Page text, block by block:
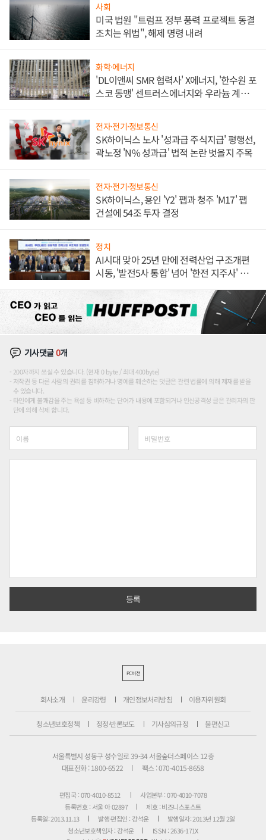
사회
미국 법원 "트럼프 정부 풍력 프로젝트 동결
조치는 위법", 해제 명령 내려
화학·에너지
'DL이앤씨 SMR 협력사' X에너지, '한수원 포
스코 동맹' 센트러스에너지와 우라늄 계약
전자·전기·정보통신
SK하이닉스 노사 '성과급 주식지급' 평행선,
곽노정 'N% 성과급' 법적 논란 벗을지 주목
전자·전기·정보통신
SK하이닉스, 용인 'Y2' 팹과 청주 'M17' 팹
건설에 54조 투자 결정
정치
AI시대 맞아 25년 만에 전력산업 구조개편
시동, '발전5사 통합' 넘어 '한전 지주사' 재편
기사댓글0개
200자까지 쓰실 수 있습니다. (현재 0 byte / 최대 400byte)
저작권 등 다른 사람의 권리를 침해하거나 명예를 훼손하는 댓글은 관련 법률에 의해 제재를 받을
수 있습니다.
타인에게 불쾌감을 주는 욕설 등 비하하는 단어가 내용에 포함되거나 인신공격성 글은 관리자의 판
단에 의해 삭제 합니다.
PC버전
회사소개 윤리강령 개인정보처리방침 이용자위원회
청소년보호정책 정정·반론보도 기사심의규정 불편신고
서울특별시 성동구 성수일로 39-34 서울숲더스페이스 12층
대표전화 : 1800-6522
팩스 : 070-4015-8658
편집국 : 070-4010-8512
사업본부 : 070-4010-7078
등록번호 : 서울 아 02897
제호 : 비즈니스포스트
등록일: 2013.11.13
발행·편집인 : 강석운
발행일자: 2013년 12월 2일
청소년보호책임자 : 강석운
ISSN : 2636-171X